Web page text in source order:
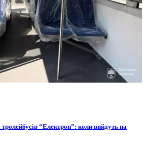
“Електрон”: коли вийдуть на